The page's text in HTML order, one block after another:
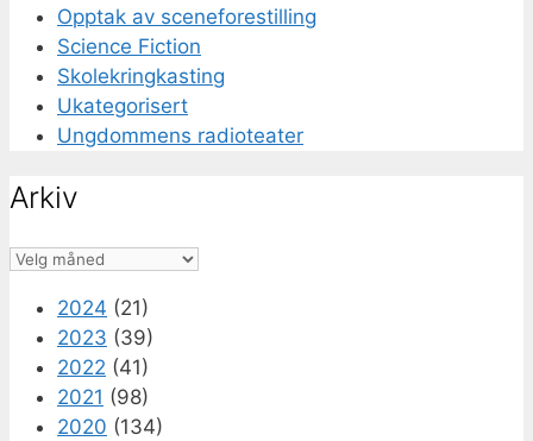
Opptak av sceneforestilling
Science Fiction
Skolekringkasting
Ukategorisert
Ungdommens radioteater
Arkiv
Arkiv
2024 (21)
2023 (39)
2022 (41)
2021 (98)
2020 (134)